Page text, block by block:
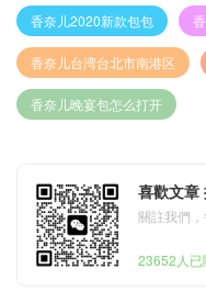
香奈儿2020新款包包
香奈儿台湾台北市南港区
香奈儿晚宴包怎么打开
喜歡文章
關註我們
23652人已